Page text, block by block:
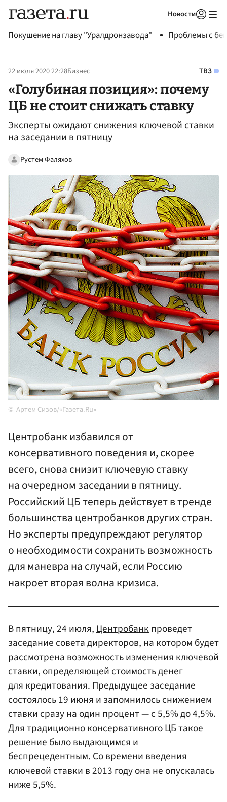
Новости
Покушение на главу "Уралдронзавода" Проблемы с
22 июля 2020 22:28Бизнес ТВЗ
«Голубиная позиция»: почему
ЦБ не стоит снижать ставку
Эксперты ожидают снижения ключевой ставки
на заседании в пятницу
Рустем Фаляхов
Артем Сизов/«Газета.Ru»
Центробанк избавился от
консервативного поведения и, скорее
всего, снова снизит ключевую ставку
на очередном заседании в пятницу.
Российский ЦБ теперь действует в тренде
большинства центробанков других стран.
Но эксперты предупреждают регулятор
о необходимости сохранить возможность
для маневра на случай, если Россию
накроет вторая волна кризиса.
В пятницу, 24 июля,Центробанкпроведет
заседание совета директоров, на котором будет
рассмотрена возможность изменения ключевой
ставки, определяющей стоимость денег
для кредитования. Предыдущее заседание
состоялось 19 июня и запомнилось снижением
ставки сразу на один процент — с 5,5% до 4,5%.
Для традиционно консервативного ЦБ такое
решение было выдающимся и
беспрецедентным. Со времени введения
ключевой ставки в 2013 году она не опускалась
ниже 5,5%.